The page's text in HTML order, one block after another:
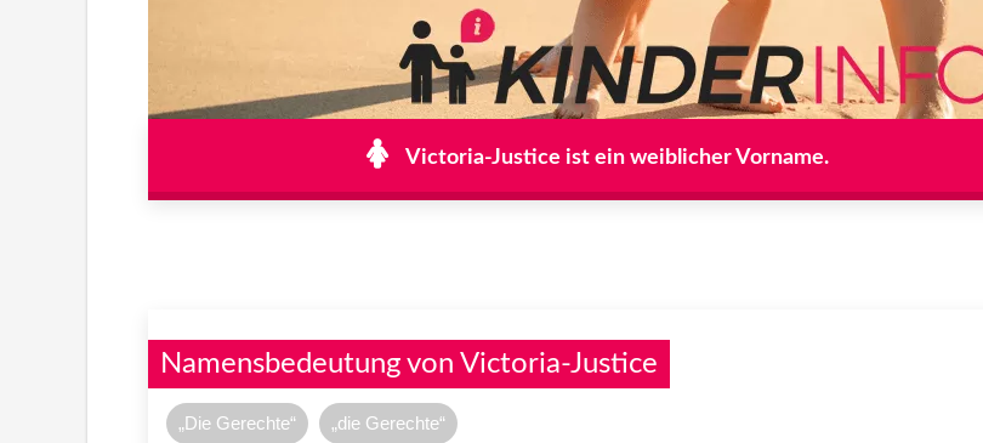
Victoria-Justice ist ein weiblicher Vorname.
Namensbedeutung von Victoria-Justice
„Die Gerechte“ „die Gerechte“